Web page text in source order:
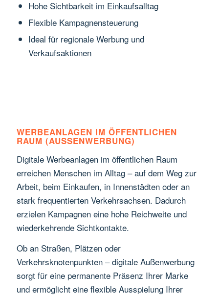
Hohe Sichtbarkeit im Einkaufsalltag
Flexible Kampagnensteuerung
Ideal für regionale Werbung und
Verkaufsaktionen
WERBEANLAGEN IM ÖFFENTLICHEN
RAUM (AUSSENWERBUNG)
Digitale Werbeanlagen im öffentlichen Raum
erreichen Menschen im Alltag – auf dem Weg zur
Arbeit, beim Einkaufen, in Innenstädten oder an
stark frequentierten Verkehrsachsen. Dadurch
erzielen Kampagnen eine hohe Reichweite und
wiederkehrende Sichtkontakte.
Ob an Straßen, Plätzen oder
Verkehrsknotenpunkten – digitale Außenwerbung
sorgt für eine permanente Präsenz Ihrer Marke
und ermöglicht eine flexible Ausspielung Ihrer